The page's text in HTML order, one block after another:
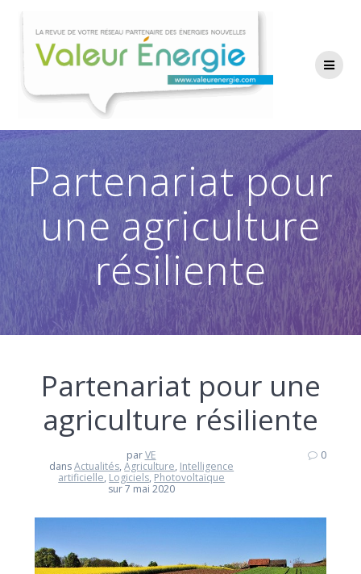
contenu
Partenariat pour
une agriculture
résiliente
Partenariat pour une
agriculture résiliente
parVE
dansActualités,Agriculture, Intelligence
artificielle, Logiciels, Photovoltaïque
sur 7 mai 2020
0